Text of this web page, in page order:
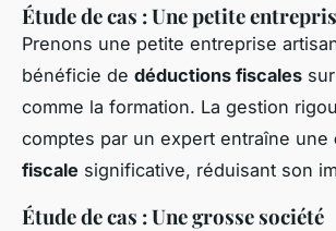
Étude de cas : Une petite
Prenons une petite entreprise
bénéficie de déductions fiscales
comme la formation. La gestion
comptes par un expert entraîne une
fiscale significative, réduisant son
Étude de cas : Une grosse société